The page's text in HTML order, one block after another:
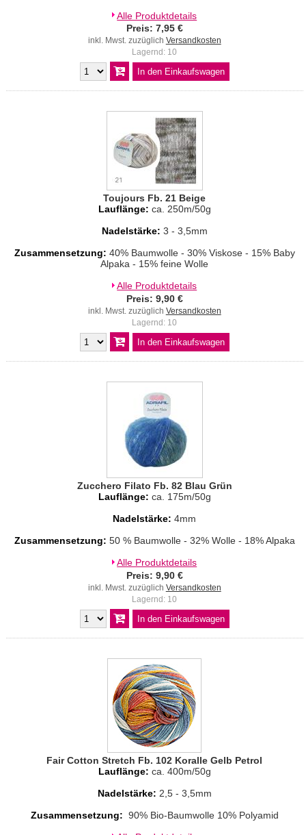
Alle Produktdetails
Preis: 7,95 €
inkl. Mwst. zuzüglich Versandkosten
Lagernd: 10
Toujours Fb. 21 Beige
Lauflänge: ca. 250m/50g
Nadelstärke: 3 - 3,5mm
Zusammensetzung: 40% Baumwolle - 30% Viskose - 15% Baby
Alpaka - 15% feine Wolle
Alle Produktdetails
Preis: 9,90 €
inkl. Mwst. zuzüglich Versandkosten
Lagernd: 10
Zucchero Filato Fb. 82 Blau Grün
Lauflänge: ca. 175m/50g
Nadelstärke: 4mm
Zusammensetzung: 50 % Baumwolle - 32% Wolle - 18% Alpaka
Alle Produktdetails
Preis: 9,90 €
inkl. Mwst. zuzüglich Versandkosten
Lagernd: 10
Fair Cotton Stretch Fb. 102 Koralle Gelb Petrol
Lauflänge: ca. 400m/50g
Nadelstärke: 2,5 - 3,5mm
Zusammensetzung: 90% Bio-Baumwolle 10% Polyamid